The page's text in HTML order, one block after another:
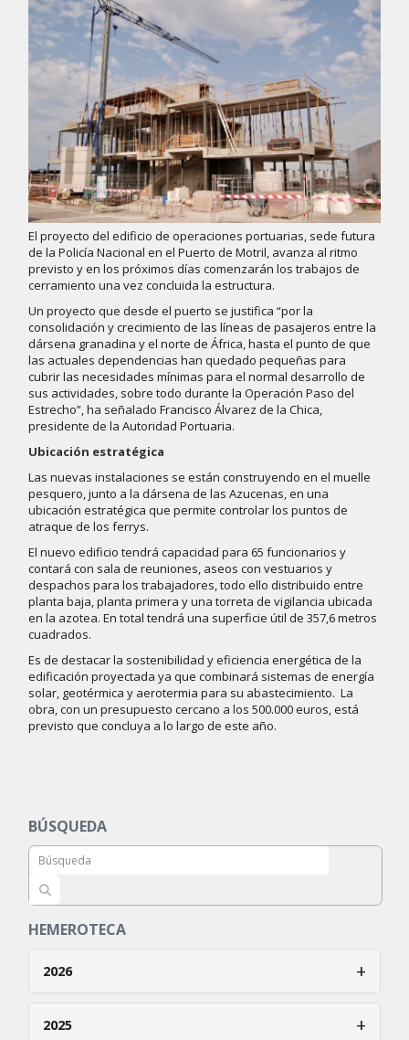
El proyecto del edificio de operaciones portuarias, sede futura
de la Policía Nacional en el Puerto de Motril, avanza al ritmo
previsto y en los próximos días comenzarán los trabajos de
cerramiento una vez concluida la estructura.
Un proyecto que desde el puerto se justifica “por la
consolidación y crecimiento de las líneas de pasajeros entre la
dársena granadina y el norte de África, hasta el punto de que
las actuales dependencias han quedado pequeñas para
cubrir las necesidades mínimas para el normal desarrollo de
sus actividades, sobre todo durante la Operación Paso del
Estrecho”, ha señalado Francisco Álvarez de la Chica,
presidente de la Autoridad Portuaria.
Ubicación estratégica
Las nuevas instalaciones se están construyendo en el muelle
pesquero, junto a la dársena de las Azucenas, en una
ubicación estratégica que permite controlar los puntos de
atraque de los ferrys.
El nuevo edificio tendrá capacidad para 65 funcionarios y
contará con sala de reuniones, aseos con vestuarios y
despachos para los trabajadores, todo ello distribuido entre
planta baja, planta primera y una torreta de vigilancia ubicada
en la azotea. En total tendrá una superficie útil de 357,6 metros
cuadrados.
Es de destacar la sostenibilidad y eficiencia energética de la
edificación proyectada ya que combinará sistemas de energía
solar, geotérmica y aerotermia para su abastecimiento. La
obra, con un presupuesto cercano a los 500.000 euros, está
previsto que concluya a lo largo de este año.
BÚSQUEDA
HEMEROTECA
2026 +
2025 +